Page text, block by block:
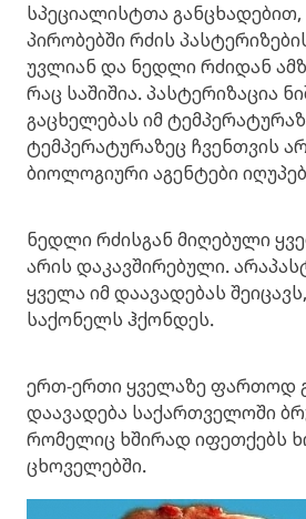
სპეციალისტთა
პირობებში რძის
უვლიან და ნედლი რძიდან
რაც საშიშია. პასტერიზაცია
გაცხელებას იმ
ტემპერატურაზეც ჩვენთვის
ბიოლოგიური აგენტები
ნედლი რძისგან მიღებული
არის დაკავშირებული.
ყველა იმ დაავადებას
საქონელს ჰქონდეს.
ერთ-ერთი ყველაზე ფართოდ
დაავადება საქართველოში
რომელიც ხშირად იფეთქებს
ცხოველებში.